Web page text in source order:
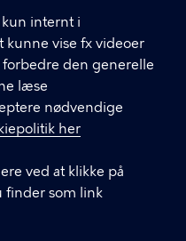
internt i
kunne vise fx videoer
den generelle
læse
nødvendige
her
ved at klikke på
finder som link